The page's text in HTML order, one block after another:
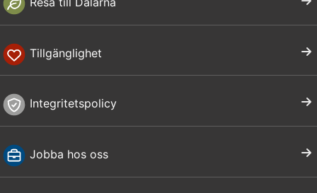
Tillgänglighet
Integritetspolicy
Jobba hos oss